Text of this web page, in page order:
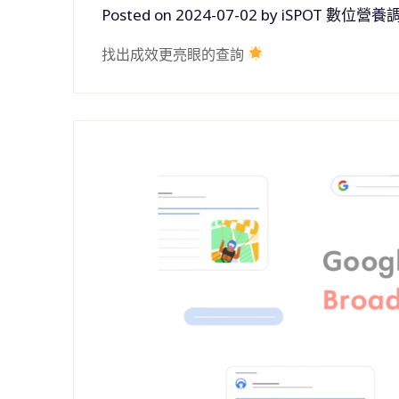
Posted on 2024-07-02 by iSPOT 數位營養
找出成效更亮眼的查詢